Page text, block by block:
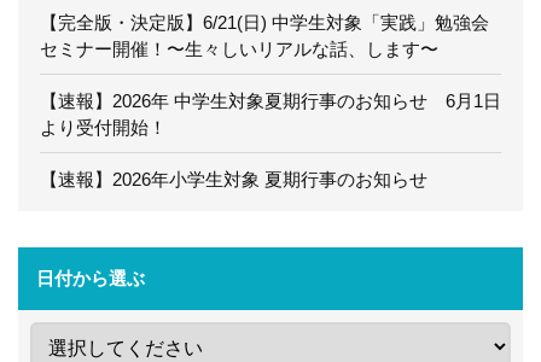
【完全版・決定版】6/21(日) 中学生対象「実践」勉強会
セミナー開催！〜生々しいリアルな話、します〜
【速報】2026年 中学生対象夏期行事のお知らせ 6月1日
より受付開始！
【速報】2026年小学生対象 夏期行事のお知らせ
日付から選ぶ